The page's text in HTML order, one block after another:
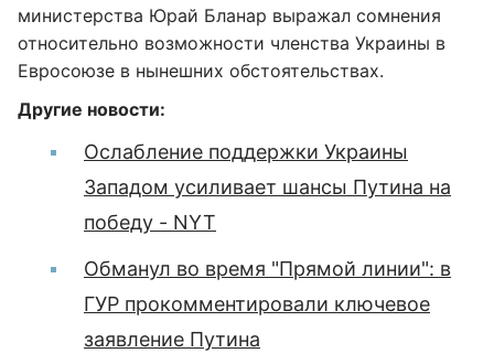
министерства Юрай Бланар выражал сомнения
относительно возможности членства Украины в
Евросоюзе в нынешних обстоятельствах.
Другие новости:
Ослабление поддержки Украины
Западом усиливает шансы Путина на
победу - NYT
Обманул во время "Прямой линии": в
ГУР прокомментировали ключевое
заявление Путина